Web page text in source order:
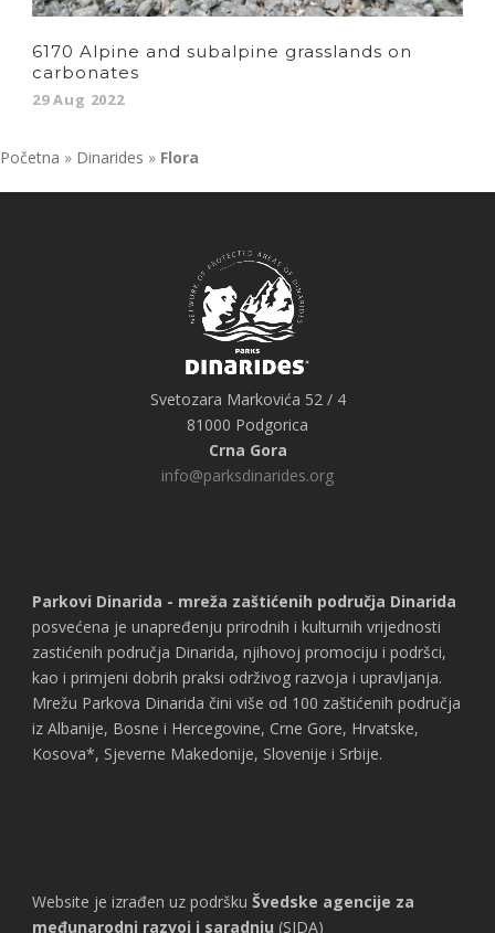
6170 Alpine and subalpine grasslands on
carbonates
29 Aug 2022
Početna » Dinarides » Flora
Svetozara Markovića 52 / 4
81000 Podgorica
Crna Gora
info@parksdinarides.org
Parkovi Dinarida - mreža zaštićenih područja Dinarida
posvećena je unapređenju prirodnih i kulturnih vrijednosti
zastićenih područja Dinarida, njihovoj promociju i podršci,
kao i primjeni dobrih praksi održivog razvoja i upravljanja.
Mrežu Parkova Dinarida čini više od 100 zaštićenih područja
iz Albanije, Bosne i Hercegovine, Crne Gore, Hrvatske,
Kosova*, Sjeverne Makedonije, Slovenije i Srbije.
Website je izrađen uz podršku Švedske agencije za
međunarodni razvoj i saradnju (SIDA)